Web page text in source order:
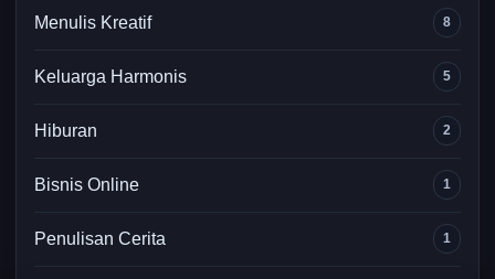
Menulis Kreatif 8
Keluarga Harmonis 5
Hiburan 2
Bisnis Online 1
Penulisan Cerita 1